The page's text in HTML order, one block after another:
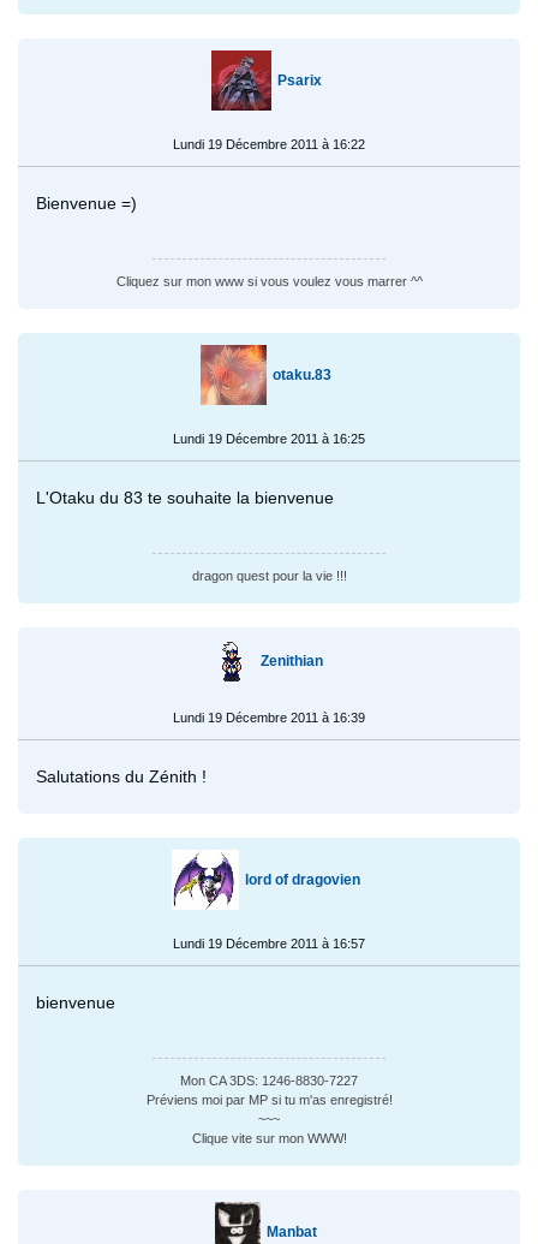
Psarix
Lundi 19 Décembre 2011 à 16:22
Bienvenue =)
Cliquez sur mon www si vous voulez vous marrer ^^
otaku.83
Lundi 19 Décembre 2011 à 16:25
L'Otaku du 83 te souhaite la bienvenue
dragon quest pour la vie !!!
Zenithian
Lundi 19 Décembre 2011 à 16:39
Salutations du Zénith !
lord of dragovien
Lundi 19 Décembre 2011 à 16:57
bienvenue
Mon CA 3DS: 1246-8830-7227
Préviens moi par MP si tu m'as enregistré!
~~~
Clique vite sur mon WWW!
Manbat